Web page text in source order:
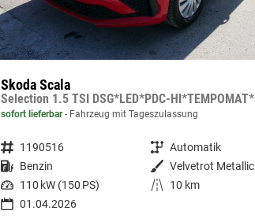
Skoda Scala
sofort lieferbar Fahrzeug mit Tageszulassung
Fahrzeugnummer 1190516 Getriebe Automatik
Kraftstoff Benzin Außenfarbe Velvetrot Metallic
Leistung 110 kW (150 PS) Kilometerstand
10 km
01.04.2026